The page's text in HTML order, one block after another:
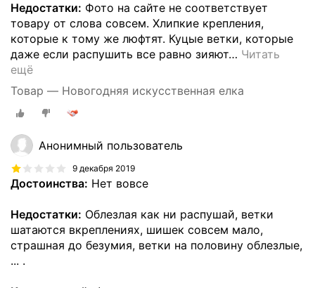
Недостатки: Фото на сайте не соответствует
товару от слова совсем. Хлипкие крепления,
которые к тому же люфтят. Куцые ветки, которые
даже если распушить все равно зияют… Читать
ещё
Товар — Новогодняя искусственная елка
Анонимный пользователь
9 декабря 2019
Достоинства: Нет вовсе
Недостатки: Облезлая как ни распушай, ветки
шатаются вкреплениях, шишек совсем мало,
страшная до безумия, ветки на половину облезлые,
... .